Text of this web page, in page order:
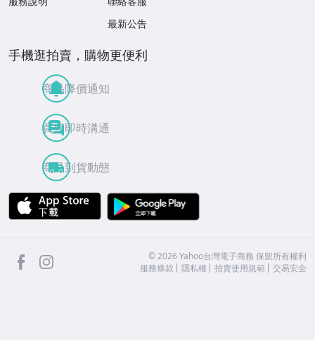
最新公告
手機逛拍賣，購物更便利
商品降價通知
買賣即時溝通
商品到貨動態
APP Store
facebook ©2026 Yahoo台灣電子商務 保留所有權利
服務條款
隱私權 拍賣使用規範 交易安全